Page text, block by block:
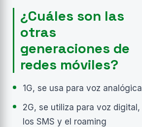
¿Cuáles son las
otras
generaciones de
redes móviles?
1G, se usa para voz analógica
2G, se utiliza para voz digital,
los SMS y el roaming